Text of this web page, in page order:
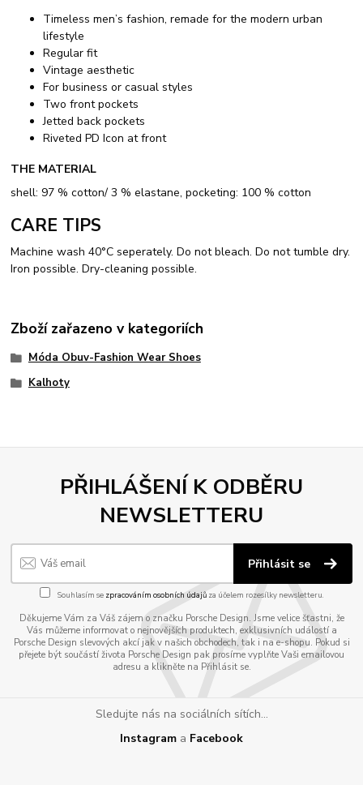
Timeless men’s fashion, remade for the modern urban
lifestyle
Regular fit
Vintage aesthetic
For business or casual styles
Two front pockets
Jetted back pockets
Riveted PD Icon at front
THE MATERIAL
shell: 97 % cotton/ 3 % elastane, pocketing: 100 % cotton
CARE TIPS
Machine wash 40°C seperately. Do not bleach. Do not tumble dry.
Iron possible. Dry-cleaning possible.
Zboží zařazeno v kategoriích
Móda Obuv-Fashion Wear Shoes
Kalhoty
PŘIHLÁŠENÍ K ODBĚRU
NEWSLETTERU
Přihlásit se
Souhlasím se zpracováním osobních údajůza účelem rozesílky newsletteru.
Děkujeme Vám za Váš zájem o značku Porsche Design. Jsme velice šťastni, že
Vás můžeme informovat o nejnovějších produktech, exklusivních událostí a
Porsche Design slevových akcí jak v našich obchodech, tak i na e-shopu. Pokud si
přejete být součástí života Porsche Design pak prosíme vyplňte Vaši emailovou
adresu a klikněte na Přihlásit se.
Sledujte nás na sociálních sítích...
Instagram a Facebook